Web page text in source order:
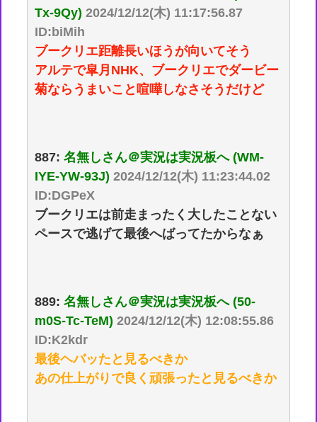
Tx-9Qy) 2024/12/12(木) 11:17:56.87
ID:biMih
ブークリエ距離長いほうが向いてそう
アルテで皐月NHK、ブークリエでダービー
菊ならうまいこと喧嘩しなさそうだけど
887:名無しさん＠実況は実況板へ (WM-
IYE-YW-93J) 2024/12/12(木) 11:23:44.02
ID:DGPeX
ブークリエは前走まったく大したことない
ペースで逃げて最後へばってたからなぁ
889:名無しさん＠実況は実況板へ (50-
m0S-Tc-TeM) 2024/12/12(木) 12:08:55.86
ID:K2kdr
最後ヘバッたと見るべきか
あの仕上がりで良く頑張ったと見るべきか